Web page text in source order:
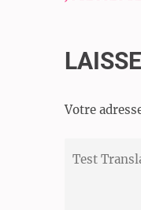
Votre